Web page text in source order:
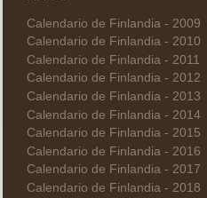
Calendario de Finlandia - 2009
Calendario de Finlandia - 2010
Calendario de Finlandia - 2011
Calendario de Finlandia - 2012
Calendario de Finlandia - 2013
Calendario de Finlandia - 2014
Calendario de Finlandia - 2015
Calendario de Finlandia - 2016
Calendario de Finlandia - 2017
Calendario de Finlandia - 2018